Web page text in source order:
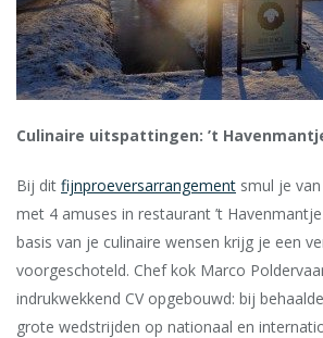
Culinaire uitspattingen: ’t
Bij dit fijnproeversarrangement smul je
met 4 amuses in restaurant ’t
basis van je culinaire wensen krijg je een
voorgeschoteld. Chef kok Marco
indrukwekkend CV opgebouwd: bij
grote wedstrijden op nationaal en